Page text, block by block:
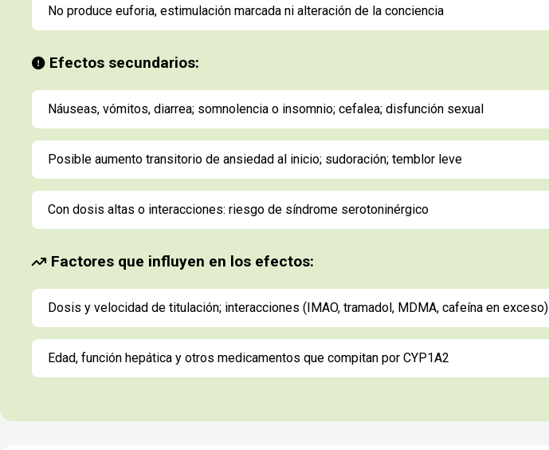
No produce euforia, estimulación marcada ni alteración de la conciencia
Efectos secundarios:
Náuseas, vómitos, diarrea; somnolencia o insomnio; cefalea; disfunción sexual
Posible aumento transitorio de ansiedad al inicio; sudoración; temblor leve
Con dosis altas o interacciones: riesgo de síndrome serotoninérgico
Factores que influyen en los efectos:
Dosis y velocidad de titulación; interacciones (IMAO, tramadol, MDMA, cafeína en exceso)
Edad, función hepática y otros medicamentos que compitan por CYP1A2